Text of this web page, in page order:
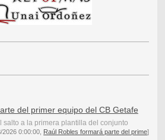
del primer equipo del CB Getafe
salto a la primera plantilla del conjunto
2026 0:00:00, Raúl Robles formará parte del prime]